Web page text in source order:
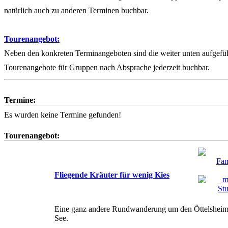
natürlich auch zu anderen Terminen buchbar.
Tourenangebot:
Neben den konkreten Terminangeboten sind die weiter unten
Tourenangebote für Gruppen nach Absprache jederzeit buchbar.
Termine:
Es wurden keine Termine gefunden!
Tourenangebot:
Fliegende Kräuter für wenig Kies
Eine ganz andere Rundwanderung um den
See.